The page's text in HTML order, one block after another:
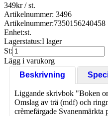
349kr/ st.
Artikelnummer: 3496
Artikelnummer:7350156240458
Enhet:st.
Lagerstatus:I lager
St:
Lägg i varukorg
Beskrivning
Liggande skrivbok "Boken
Omslag av trä (mdf) och
crèmefärgade Svanenmärkta